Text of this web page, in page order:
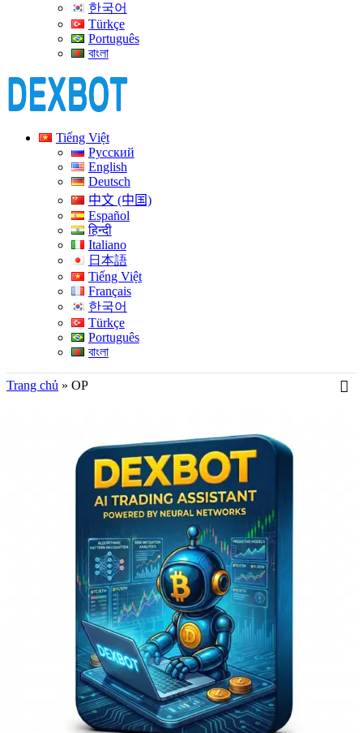
한국어
Türkçe
Português
বাংলা
Tiếng Việt
Русский
English
Deutsch
中文 (中国)
Español
हिन्दी
Italiano
日本語
Tiếng Việt
Français
한국어
Türkçe
Português
বাংলা
Trang chủ » OP